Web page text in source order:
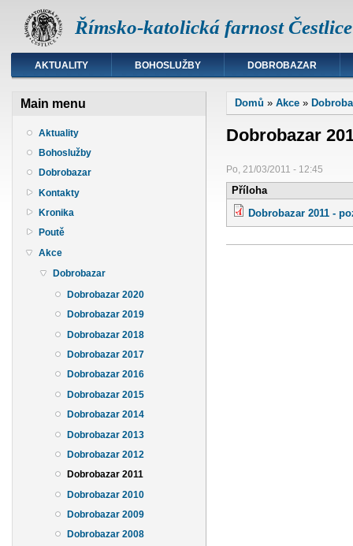
Římsko-katolická farnost Čestlice
AKTUALITY BOHOSLUŽBY DOBROBAZAR
Main menu
Aktuality
Bohoslužby
Dobrobazar
Kontakty
Kronika
Poutě
Akce
Dobrobazar
Dobrobazar 2020
Dobrobazar 2019
Dobrobazar 2018
Dobrobazar 2017
Dobrobazar 2016
Dobrobazar 2015
Dobrobazar 2014
Dobrobazar 2013
Dobrobazar 2012
Dobrobazar 2011
Dobrobazar 2010
Dobrobazar 2009
Dobrobazar 2008
Jste zde
Domů » Akce »
Dobrobazar
Po, 21/03/2011 - 12:45
Příloha
Dobrobazar 2011 -